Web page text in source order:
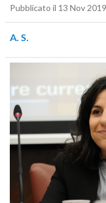
Pubblicato il 13 Nov 2019
A. S.